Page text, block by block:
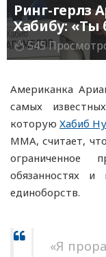
Ринг-герлз
Хабибу: «Ты
545
Американка
самых
которую Хабиб
ММА, считает,
ограниченное
обязанностях
единоборств.
«Я